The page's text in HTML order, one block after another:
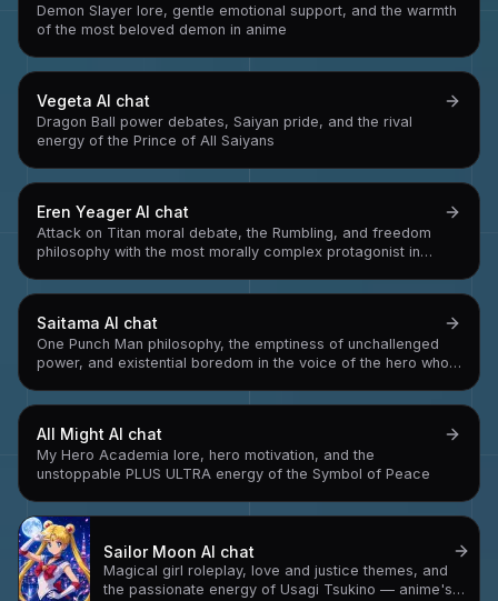
Demon Slayer lore, gentle emotional support, and the warmth
of the most beloved demon in anime
Vegeta AI chat
Dragon Ball power debates, Saiyan pride, and the rival
energy of the Prince of All Saiyans
Eren YeagerAI chat
Attack on Titan moral debate, the Rumbling, and freedom
philosophy with the most morally complex protagonist in
Saitama AI chat
One Punch Man philosophy, the emptiness of unchallenged
power, and existential boredom in the voice of the hero who
All Might AI chat
My Hero Academia lore, hero motivation, and the
unstoppable PLUS ULTRA energy of the Symbol of Peace
Sailor Moon AI chat
Magical girl roleplay, love and justice themes, and
the passionate energy of Usagi Tsukino — anime's